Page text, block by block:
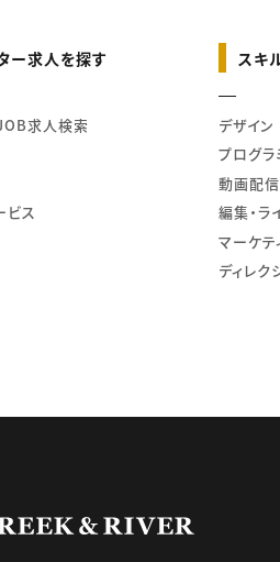
ー求人を探す
求人検索
ビス
スキ
デザイン
プログラ
動画配
編集・ラ
マーケテ
ディレク